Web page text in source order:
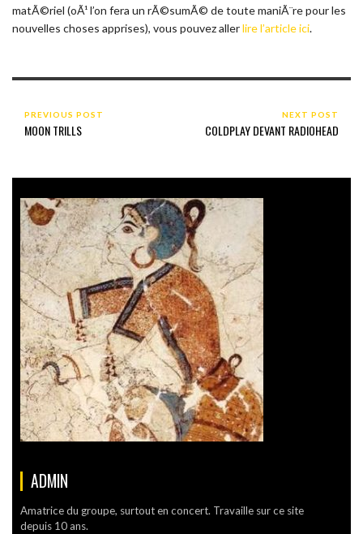
matÃ©riel (oÃ¹ l’on fera un rÃ©sumÃ© de toute maniÃ¨re pour les
nouvelles choses apprises), vous pouvez allerlire l’article ici.
PREVIOUS POST
MOON TRILLS
NEXT POST
COLDPLAY DEVANT RADIOHEAD
ADMIN
Amatrice du groupe, surtout en concert. Travaille sur ce site
depuis 10 ans.